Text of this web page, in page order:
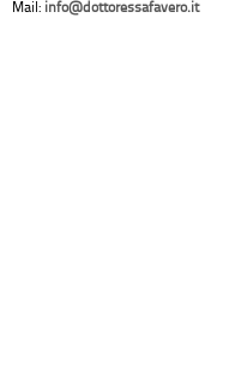
Mail: info@dottoressafavero.it